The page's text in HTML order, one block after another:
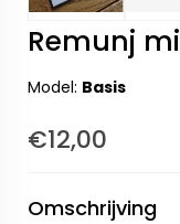
Remunj
Model: Basis
€12,00
Omschrijving